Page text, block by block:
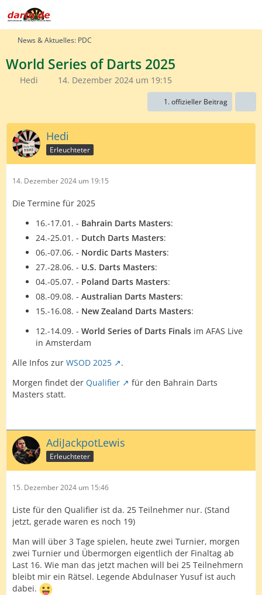
News & Aktuelles: PDC
World Series of Darts 2025
Hedi 14. Dezember 2024 um 19:15
1. offizieller Beitrag
Hedi
Erleuchteter
14. Dezember 2024 um 19:15
Die Termine für 2025
16.-17.01. - Bahrain Darts Masters:
24.-25.01. - Dutch Darts Masters:
06.-07.06. - Nordic Darts Masters:
27.-28.06. - U.S. Darts Masters:
04.-05.07. - Poland Darts Masters:
08.-09.08. - Australian Darts Masters:
15.-16.08. - New Zealand Darts Masters:
12.-14.09. - World Series of Darts Finals im AFAS Live
in Amsterdam
Alle Infos zur WSOD 2025
.
Morgen findet der Qualifier
für den Bahrain Darts
Masters statt.
AdiJackpotLewis
Erleuchteter
15. Dezember 2024 um 15:46
Liste für den Qualifier ist da. 25 Teilnehmer nur. (Stand
jetzt, gerade waren es noch 19)
Man will über 3 Tage spielen, heute zwei Turnier, morgen
zwei Turnier und Übermorgen eigentlich der Finaltag ab
Last 16. Wie man das jetzt machen will bei 25 Teilnehmern
bleibt mir ein Rätsel. Legende Abdulnaser Yusuf ist auch
dabei.